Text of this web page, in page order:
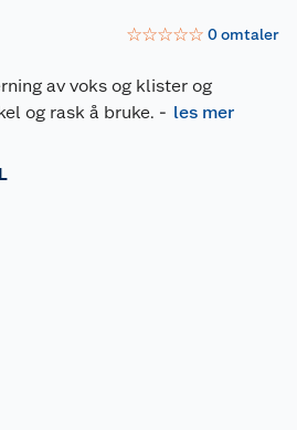
☆☆☆☆☆ 0omtaler
av voks og klister og
og rask å bruke. - les mer